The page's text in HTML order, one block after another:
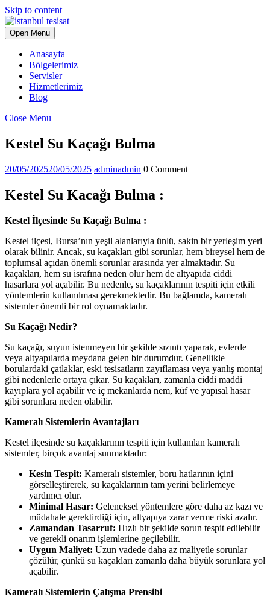
Skip to content
Open Menu
Anasayfa
Bölgelerimiz
Servisler
Hizmetlerimiz
Blog
Close Menu
Kestel Su Kaçağı Bulma
20/05/202520/05/2025 adminadmin 0 Comment
Kestel Su Kacağı Bulma :
Kestel İlçesinde Su Kaçağı Bulma :
Kestel ilçesi, Bursa’nın yeşil alanlarıyla ünlü, sakin bir yerleşim yeri
olarak bilinir. Ancak, su kaçakları gibi sorunlar, hem bireysel hem de
toplumsal açıdan önemli sorunlar arasında yer almaktadır. Su
kaçakları, hem su israfına neden olur hem de altyapıda ciddi
hasarlara yol açabilir. Bu nedenle, su kaçaklarının tespiti için etkili
yöntemlerin kullanılması gerekmektedir. Bu bağlamda, kameralı
sistemler önemli bir rol oynamaktadır.
Su Kaçağı Nedir?
Su kaçağı, suyun istenmeyen bir şekilde sızıntı yaparak, evlerde
veya altyapılarda meydana gelen bir durumdur. Genellikle
borulardaki çatlaklar, eski tesisatların zayıflaması veya yanlış montaj
gibi nedenlerle ortaya çıkar. Su kaçakları, zamanla ciddi maddi
kayıplara yol açabilir ve iç mekanlarda nem, küf ve yapısal hasar
gibi sorunlara neden olabilir.
Kameralı Sistemlerin Avantajları
Kestel ilçesinde su kaçaklarının tespiti için kullanılan kameralı
sistemler, birçok avantaj sunmaktadır:
Kesin Tespit: Kameralı sistemler, boru hatlarının içini
görselleştirerek, su kaçaklarının tam yerini belirlemeye
yardımcı olur.
Minimal Hasar: Geleneksel yöntemlere göre daha az kazı ve
müdahale gerektirdiği için, altyapıya zarar verme riski azalır.
Zamandan Tasarruf: Hızlı bir şekilde sorun tespit edilebilir
ve gerekli onarım işlemlerine geçilebilir.
Uygun Maliyet: Uzun vadede daha az maliyetle sorunlar
çözülür, çünkü su kaçakları zamanla daha büyük sorunlara yol
açabilir.
Kameralı Sistemlerin Çalışma Prensibi